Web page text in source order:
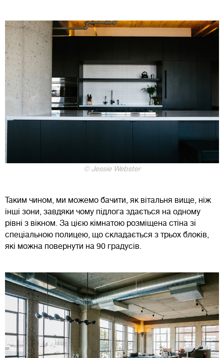
© Jessie Webster
Таким чином, ми можемо бачити, як вітальня вище, ніж
інші зони, завдяки чому підлога здається на одному
рівні з вікном. За цією кімнатою розміщена стіна зі
спеціальною полицею, що складається з трьох блоків,
які можна повернути на 90 градусів.